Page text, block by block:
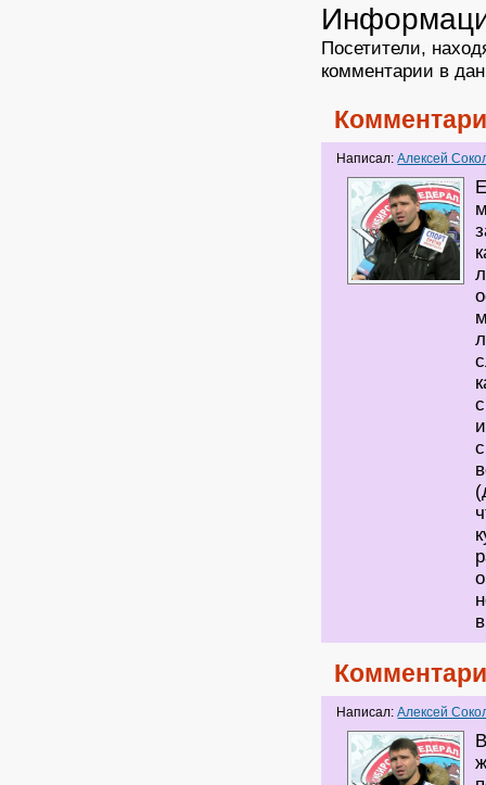
Посетители,
комментарии в
Написал:Алексей
Написал:Алексей